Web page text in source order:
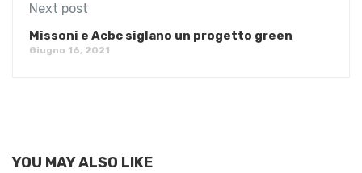
Next post
Missoni e Acbc siglano un progetto green
Giugno 16, 2021
YOU MAY ALSO LIKE